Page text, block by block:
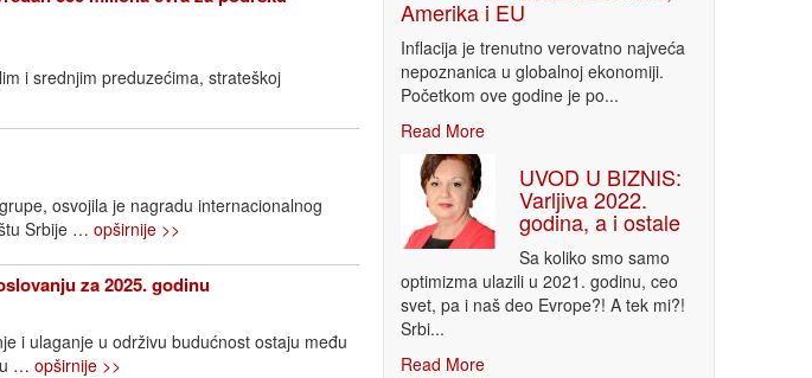
i srednjim preduzećima, strateškoj
osvojila je nagradu internacionalnog
Srbije … opširnije >>
za 2025. godinu
i ulaganje u održivu budućnost ostaju među
… opširnije >>
Amerika i EU
Inflacija je trenutno verovatno najveća
nepoznanica u globalnoj ekonomiji.
Početkom ove godine je po...
Read More
UVOD U BIZNIS:
Varljiva 2022.
godina, a i ostale
Sa koliko smo samo
optimizma ulazili u 2021. godinu, ceo
svet, pa i naš deo Evrope?! A tek mi?!
Srbi...
Read More